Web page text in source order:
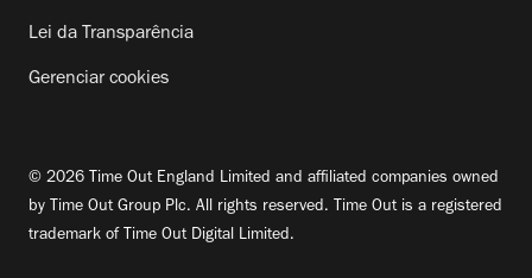
Lei da Transparência
Gerenciar cookies
© 2026 Time Out England Limited and affiliated companies owned
by Time Out Group Plc. All rights reserved. Time Out is a registered
trademark of Time Out Digital Limited.